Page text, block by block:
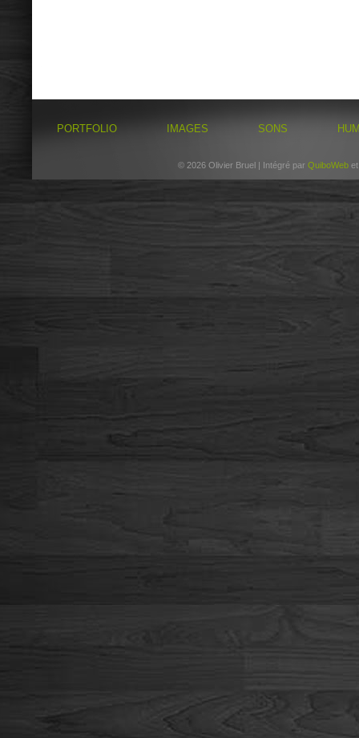
PORTFOLIO IMAGES SONS
© 2026 Olivier Bruel | Intégré par QuiboWeb